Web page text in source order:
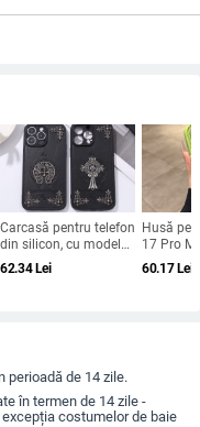
Carcasă pentru telefon
din silicon, cu model
gravat în relief,
portabilă, anti-cadere,
62.34Lei
Husă
17 Pro
obiectiv
60.17Lei
perioadă de 14 zile.
în termen de 14 zile -
costumelor de baie